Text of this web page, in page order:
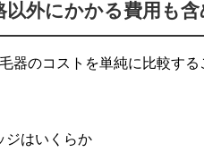
以外にかかる費用も
器のコストを単純に比較す
ジはいくらか